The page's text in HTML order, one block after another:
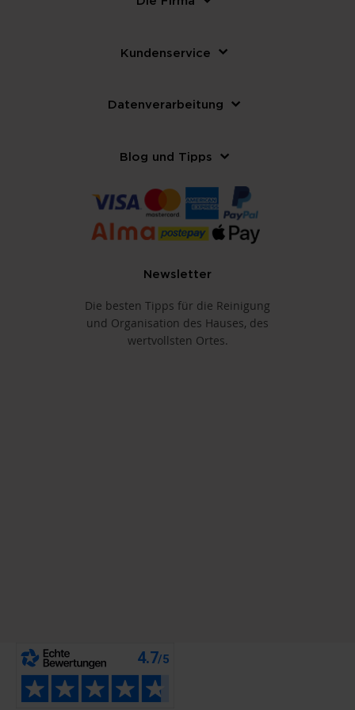
Kundenservice
Datenverarbeitung
Blog und Tipps
Newsletter
Die besten Tipps für die Reinigung
und Organisation des Hauses, des
wertvollsten Ortes.